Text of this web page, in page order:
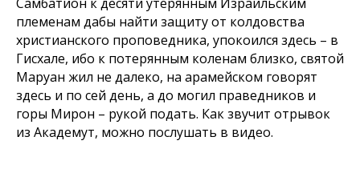
племенам дабы найти защиту от колдовства
христианского проповедника, упокоился здесь – в
Гисхале, ибо к потерянным коленам близко, святой
Маруан жил не далеко, на арамейском говорят
здесь и по сей день, а до могил праведников и
горы Мирон – рукой подать. Как звучит отрывок
из Академут, можно послушать в видео.